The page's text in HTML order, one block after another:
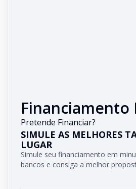
Financiamento
Pretende Financiar?
SIMULE AS MELHORES
LUGAR
Simule seu financiamento em
bancos e consiga a melhor